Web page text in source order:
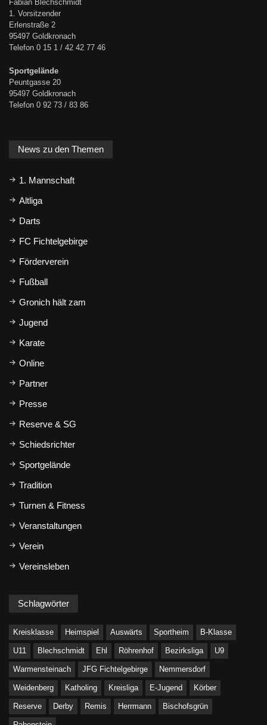
Fabian Blechschmidt
1. Vorsitzender
Erlenstraße 2
95497 Goldkronach
Telefon 0 15 1 / 42 42 77 46
Sportgelände
Peuntgasse 20
95497 Goldkronach
Telefon 0 92 73 / 83 86
News zu den Themen
1. Mannschaft
Altliga
Darts
FC Fichtelgebirge
Förderverein
Fußball
Gronich hält zam
Jugend
Karate
Online
Partner
Presse
Reserve & SG
Schiedsrichter
Sportgelände
Tradition
Turnen & Fitness
Veranstaltungen
Verein
Vereinsleben
Schlagwörter
Kreisklasse Heimspiel Auswärts Sportheim B-Klasse
U11 Blechschmidt Ehl Röhrenhof Bezirksliga U9
Warmensteinach JFG Fichtelgebirge Nemmersdorf
Weidenberg Katholing Kreisliga E-Jugend Körber
Reserve Derby Remis Herrmann Bischofsgrün